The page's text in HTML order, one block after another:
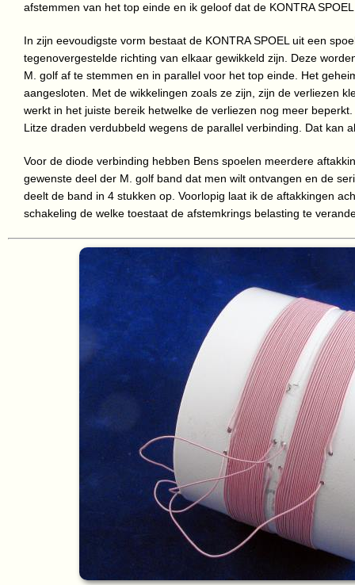
afstemmen van het top einde en ik geloof dat de KONTRA
In zijn eevoudigste vorm bestaat de KONTRA SPOEL uit een
tegenovergestelde richting van elkaar gewikkeld zijn. Deze
M. golf af te stemmen en in parallel voor het top einde. Het
aangesloten. Met de wikkelingen zoals ze zijn, zijn de verliezen
werkt in het juiste bereik hetwelke de verliezen nog meer
Litze draden verdubbeld wegens de parallel verbinding. Dat kan
Voor de diode verbinding hebben Bens spoelen meerdere
gewenste deel der M. golf band dat men wilt ontvangen en de
deelt de band in 4 stukken op. Voorlopig laat ik de aftakkingen
schakeling de welke toestaat de afstemkrings belasting te